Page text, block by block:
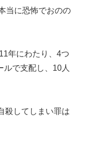
当に恐怖でおのの
年にわたり、4つ
で支配し、10人
殺してしまい罪は